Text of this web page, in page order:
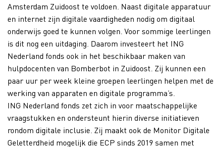
Amsterdam Zuidoost te voldoen. Naast digitale apparatuur
en internet zijn digitale vaardigheden nodig om digitaal
onderwijs goed te kunnen volgen. Voor sommige leerlingen
is dit nog een uitdaging. Daarom investeert het ING
Nederland fonds ook in het beschikbaar maken van
hulpdocenten van Bomberbot in Zuidoost. Zij kunnen een
paar uur per week kleine groepen leerlingen helpen met de
werking van apparaten en digitale programma’s.
ING Nederland fonds zet zich in voor maatschappelijke
vraagstukken en ondersteunt hierin diverse initiatieven
rondom digitale inclusie. Zij maakt ook de Monitor Digitale
Geletterdheid mogelijk die ECP sinds 2019 samen met